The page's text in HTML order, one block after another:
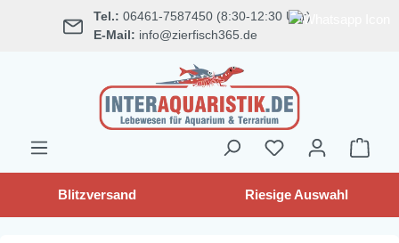
springen Tel.: 06461-7587450 (8:30-12:30 Uhr)
E-Mail: info@zierfisch365.de
Blitzversand Riesige Auswahl